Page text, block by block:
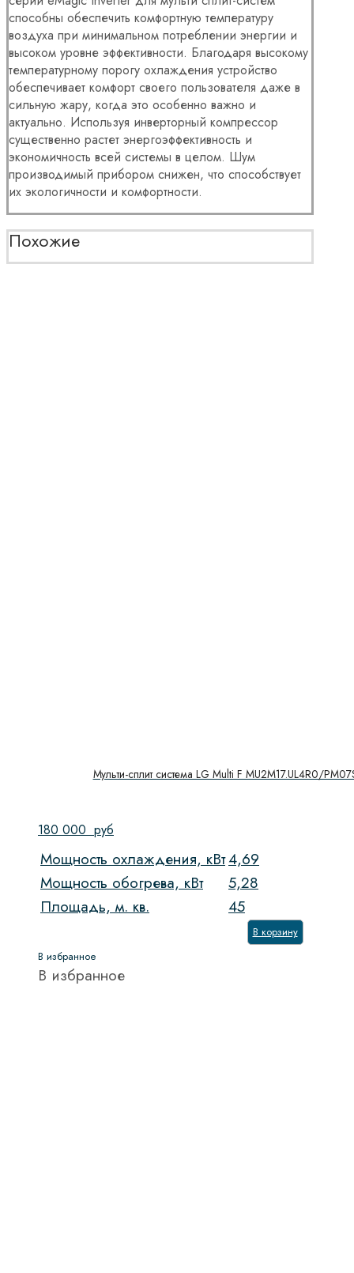
способны обеспечить комфортную температуру
воздуха при минимальном потреблении энергии и
высоком уровне эффективности. Благодаря высокому
температурному порогу охлаждения устройство
обеспечивает комфорт своего пользователя даже в
сильную жару, когда это особенно важно и
актуально. Используя инверторный компрессор
существенно растет энергоэффективность и
экономичность всей системы в целом. Шум
производимый прибором снижен, что способствует
их экологичности и комфортности.
Похожие
Мульти-сплит система LG Multi F MU2M17.UL4R0/
180 000 руб
Мощность охлаждения, кВт4,69
Мощность обогрева, кВт
5,28
Площадь, м. кв.
45
В корзину
В избранное
В избранное